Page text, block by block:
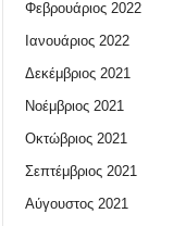
Φεβρουάριος 2022
Ιανουάριος 2022
Δεκέμβριος 2021
Νοέμβριος 2021
Οκτώβριος 2021
Σεπτέμβριος 2021
Αύγουστος 2021